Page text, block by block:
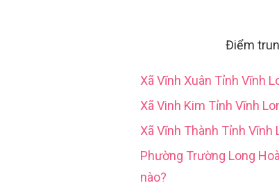
Điểm
Xã Vĩnh Xuân Tỉnh Vĩnh
Xã Vinh Kim Tỉnh Vĩnh
Xã Vĩnh Thành Tỉnh
Phường Trường Long
nào?